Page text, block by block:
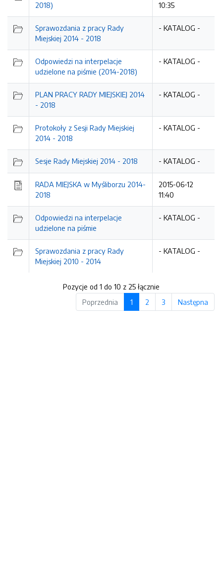
2018)
10:35
Sprawozdania z pracy Rady
Miejskiej 2014 - 2018
- KATALOG -
Odpowiedzi na interpelacje
udzielone na piśmie (2014-2018)
- KATALOG -
PLAN PRACY RADY MIEJSKIEJ 2014
- 2018
- KATALOG -
Protokoły z Sesji Rady Miejskiej
2014 - 2018
- KATALOG -
Sesje Rady Miejskiej 2014 - 2018 - KATALOG -
RADA MIEJSKA w Myśliborzu 2014-
2018
2015-06-12
11:40
Odpowiedzi na interpelacje
udzielone na piśmie
- KATALOG -
Sprawozdania z pracy Rady
Miejskiej 2010 - 2014
- KATALOG -
Pozycje od 1 do 10 z 25 łącznie
Poprzednia
1 2 3 Następna